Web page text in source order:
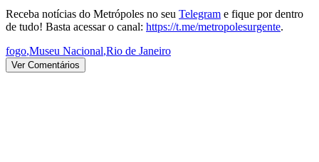
Receba notícias do Metrópoles no seu Telegram e fique por dentro
de tudo! Basta acessar o canal: https://t.me/metropolesurgente.
fogo,Museu Nacional,Rio de Janeiro
Ver Comentários